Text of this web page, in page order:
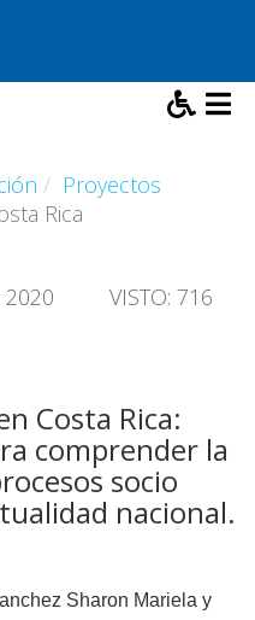
Proyectos
Rica
2020 VISTO: 716
Costa Rica:
comprender la
socio
nacional.
Sharon Mariela y